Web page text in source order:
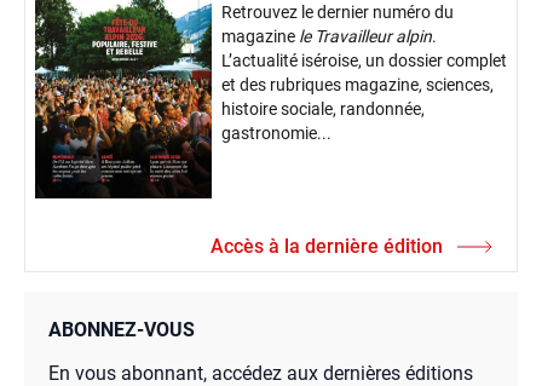
Retrouvez le dernier numéro du
magazine le Travailleur alpin.
L’actualité iséroise, un dossier complet
et des rubriques magazine, sciences,
histoire sociale, randonnée,
gastronomie...
Accès à la dernière édition
ABONNEZ-VOUS
En vous abonnant, accédez aux dernières éditions